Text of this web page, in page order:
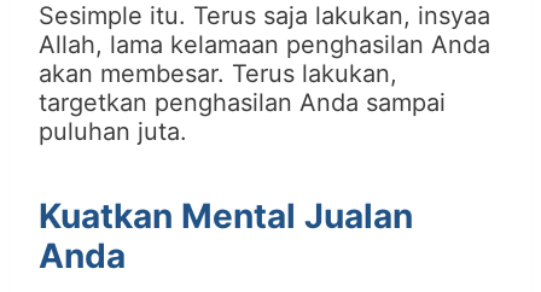
Sesimple itu. Terus saja lakukan, insyaa
Allah, lama kelamaan penghasilan Anda
akan membesar. Terus lakukan,
targetkan penghasilan Anda sampai
puluhan juta.
Kuatkan Mental Jualan
Anda